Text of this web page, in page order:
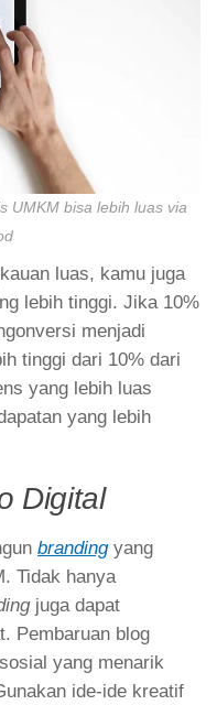
UMKM bisa lebih luas via
luas, kamu juga
lebih tinggi. Jika 10%
menjadi
tinggi dari 10% dari
yang lebih luas
yang lebih
Digital
brandingyang
Tidak hanya
juga dapat
Pembaruan blog
yang menarik
ide-ide kreatif